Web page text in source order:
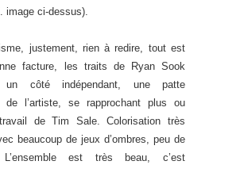
image ci-dessus).
justement, rien à redire, tout est
facture, les traits de Ryan Sook
un côté indépendant, une patte
de l’artiste, se rapprochant plus ou
de Tim Sale. Colorisation très
beaucoup de jeux d’ombres, peu de
L’ensemble est très beau, c’est